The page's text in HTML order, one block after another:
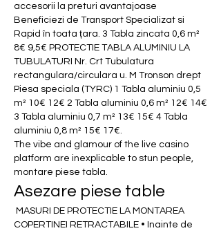
accesorii la preturi avantajoase
Beneficiezi de Transport Specializat si
Rapid în toata țara. 3 Tabla zincata 0,6 m²
8€ 9,5€ PROTECTIE TABLA ALUMINIU LA
TUBULATURI Nr. Crt Tubulatura
rectangulara/circulara u. M Tronson drept
Piesa speciala (TYRC) 1 Tabla aluminiu 0,5
m² 10€ 12€ 2 Tabla aluminiu 0,6 m² 12€ 14€
3 Tabla aluminiu 0,7 m² 13€ 15€ 4 Tabla
aluminiu 0,8 m² 15€ 17€.
The vibe and glamour of the live casino
platform are inexplicable to stun people,
montare piese tabla.
Asezare piese table
COPERTINEI RETRACTABILE • Inainte de